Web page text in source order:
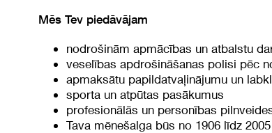
Mēs Tev piedāvājam
nodrošinām apmācības un atbalstu
veselības apdrošināšanas polisi pēc
apmaksātu papildatvaļinājumu un
sporta un atpūtas pasākumus
profesionālās un personības
Tava mēnešalga būs no 1906 līdz